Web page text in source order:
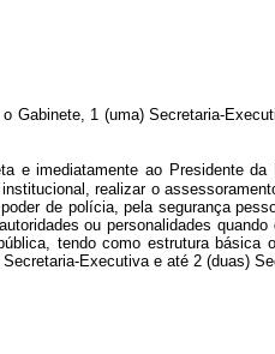
1 (uma) Secretaria-
e imediatamente ao Presidente
realizar o
de polícia, pela segurança
ou personalidades
tendo como estrutura
Executiva e até 2 (duas)